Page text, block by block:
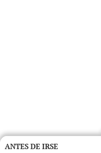
ANTES DE IRSE